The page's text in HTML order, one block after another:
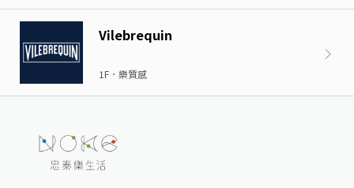
Vilebrequin
1F．樂質感